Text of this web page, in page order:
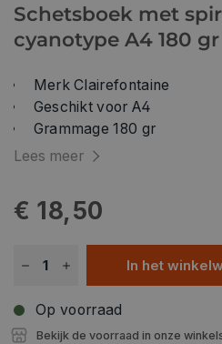
Schetsboek met
cyanotype A4 180 gr
Merk Clairefontaine
Geschikt voor A4
Grammage 180 gr
Productafmetingen (Lxlxh)
Lees meer
€ 18,50
In het
Op voorraad
Bekijk de voorraad in onze